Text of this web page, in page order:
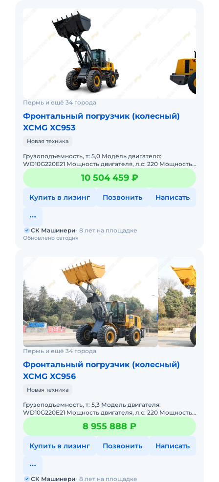
Пермь и ещё 34 города
Фронтальный погрузчик (колесный)
XCMG XC953
Новая техника
Грузоподъемность, т: 5,0 Модель двигателя:
WD10G220E21 Мощность двигателя, л.с: 220 Мощность,
кВт: 162 Эксплуатационная масса, т: 17,0 Объем ковша,
м: 3,0
10 504 459 ₽
Купить в лизинг Позвонить Написать
Обновлено сегодня
СК Машинери 8 лет на площадке
Пермь и ещё 34 города
Фронтальный погрузчик (колесный)
XCMG XC956
Новая техника
Грузоподъемность, т: 5,3 Модель двигателя:
WD10G220E21 Мощность двигателя, л.с: 220 Мощность,
кВт: 162 Эксплуатационная масса, т: 16,8 Объем ковша,
м: 3,0
8 955 888 ₽
Купить в лизинг Позвонить Написать
СК Машинери 8 лет на площадке